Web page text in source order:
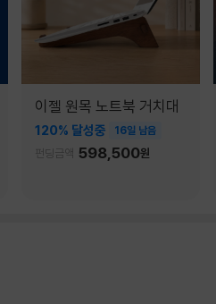
이젤 원목 노트북 거치대
120% 달성중 16일 남음
펀딩금액 598,500원